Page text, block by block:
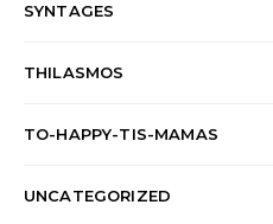
SYNTAGES
THILASMOS
TO-HAPPY-TIS-MAMAS
UNCATEGORIZED